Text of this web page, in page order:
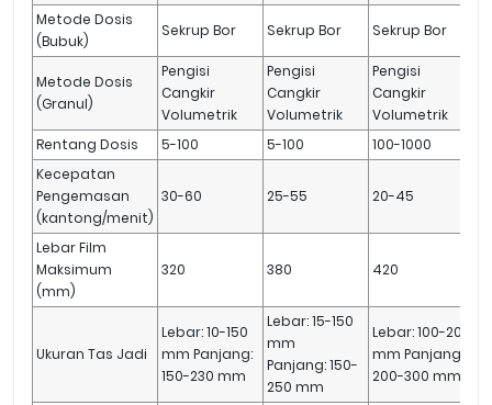
Metode Dosis
(Bubuk)
Sekrup Bor Sekrup Bor Sekrup Bor
Metode Dosis
(Granul)
Pengisi
Cangkir
Volumetrik
Pengisi
Cangkir
Volumetrik
Pengisi
Cangkir
Volumetrik
Rentang Dosis
5-100 5-100 100-1000
Kecepatan
Pengemasan
(kantong/menit)
30-60 25-55 20-45
Lebar Film
Maksimum
(mm)
320 380 420
Ukuran Tas Jadi
Lebar: 10-150
mm Panjang:
150-230 mm
Lebar: 15-150
mm
Panjang: 150-
250 mm
Lebar: 100-200
mm Panjang:
200-300 mm